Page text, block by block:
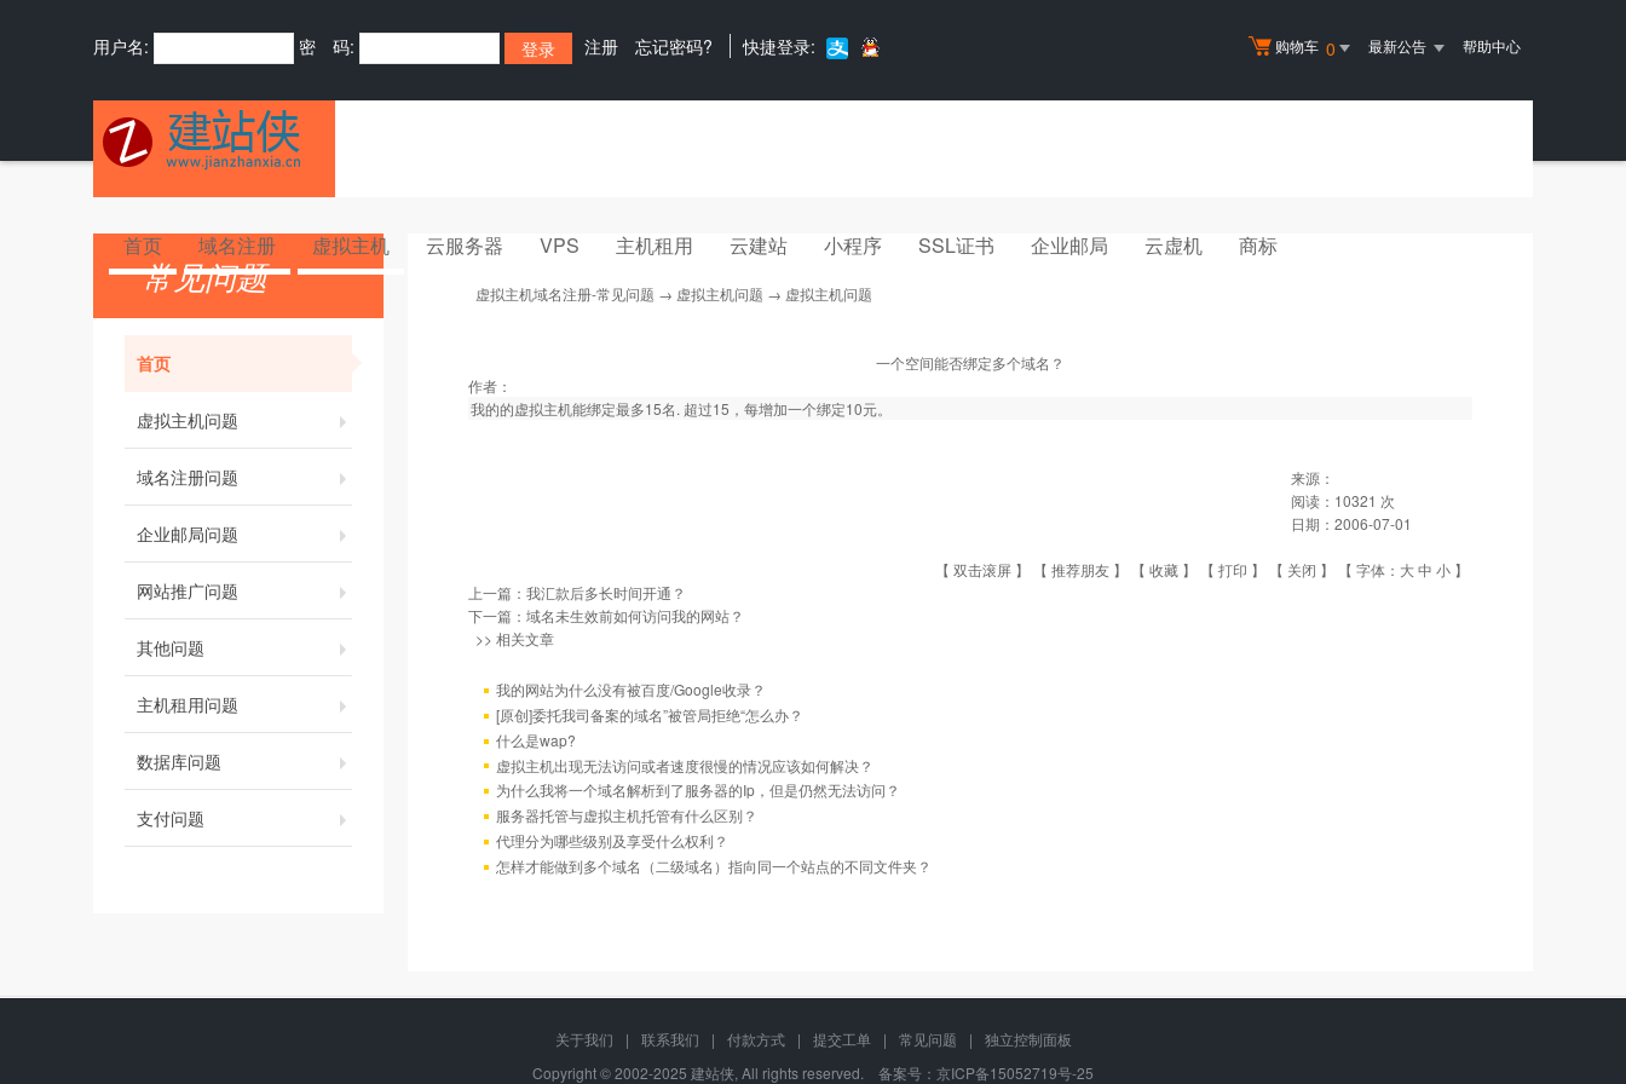
购物车 0 最新公告 帮助中心
用户名: 密 码: 注册 忘记密码? 快捷登录:
首页 域名注册 虚拟主机 云服务器 VPS 主机租用 云建站 小程序 SSL证书 企业邮局 云虚机 商标
常见问题
首页
虚拟主机问题
域名注册问题
企业邮局问题
网站推广问题
其他问题
主机租用问题
数据库问题
支付问题
虚拟主机域名注册-常见问题 → 虚拟主机问题 → 虚拟主机问题
一个空间能否绑定多个域名？
作者：
我的的虚拟主机能绑定最多15名. 超过15，每增加一个绑定10元。
来源：
阅读： 10321 次
日期： 2006-07-01
【 双击滚屏 】 【 推荐朋友 】 【 收藏 】 【 打印 】 【 关闭 】 【 字体： 大中 小 】
上一篇： 我汇款后多长时间开通？
下一篇： 域名未生效前如何访问我的网站？
>> 相关文章
我的网站为什么没有被百度/Google收录？
[原创]委托我司备案的域名”被管局拒绝“怎么办？
什么是wap?
虚拟主机出现无法访问或者速度很慢的情况应该如何解决？
为什么我将一个域名解析到了服务器的Ip，但是仍然无法访问？
服务器托管与虚拟主机托管有什么区别？
代理分为哪些级别及享受什么权利？
怎样才能做到多个域名（二级域名）指向同一个站点的不同文件夹？
关于我们 | 联系我们 | 付款方式 | 提交工单 | 常见问题 |
独立控制面板
Copyright © 2002-2025 建站侠, All rights reserved. 备案号： 京ICP备15052719号-25